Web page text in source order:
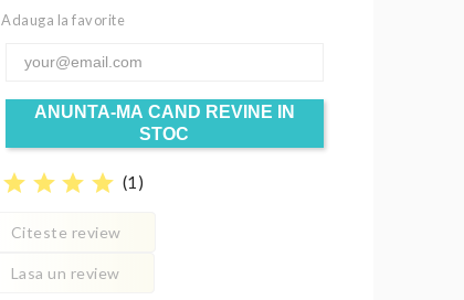
Adauga la favorite
ANUNTA-MA CAND REVINE IN
STOC
star star star star (1 )
Citeste review
Lasa un review